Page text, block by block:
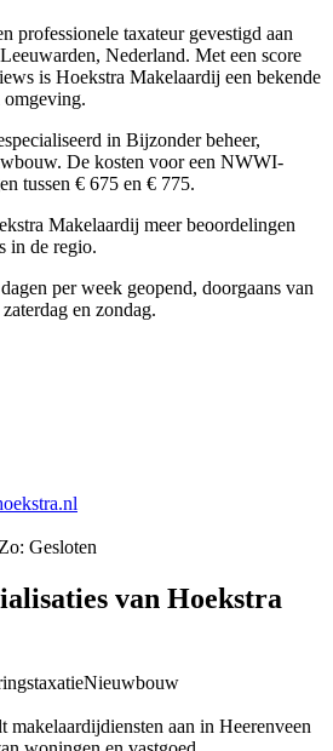
professionele taxateur gevestigd aan
Nederland. Met een score
is Hoekstra Makelaardij een bekende
omgeving.
in Bijzonder beheer,
De kosten voor een NWWI-
tussen € 675 en € 775.
Makelaardij meer beoordelingen
in de regio.
per week geopend, doorgaans van
en zondag.
Gesloten
van Hoekstra
Nieuwbouw
aan in Heerenveen